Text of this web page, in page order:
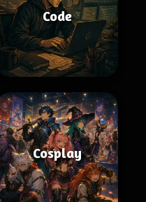
Code
Cosplay